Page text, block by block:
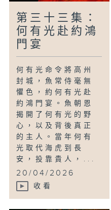
第三十三集：
何有光赴約鴻
門宴
何有光命令將高州
封城，魚常侍毫無
懼色，約何有光赴
約鴻門宴。魚朝恩
揭開了何有光的野
心，以及背後真正
的主人。當年何有
光取代海虎到長
安，投靠貴人，...
20/04/2026
收看